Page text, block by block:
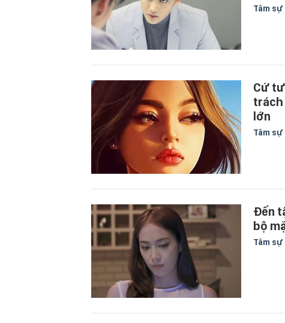
Tâm sự
Cứ
trách
lớn
Tâm sự
Đến
bộ
Tâm sự